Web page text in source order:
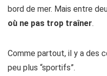
bord de mer. Mais entre
où ne pas trop traîner.
Comme partout, il y a des
peu plus “sportifs”.